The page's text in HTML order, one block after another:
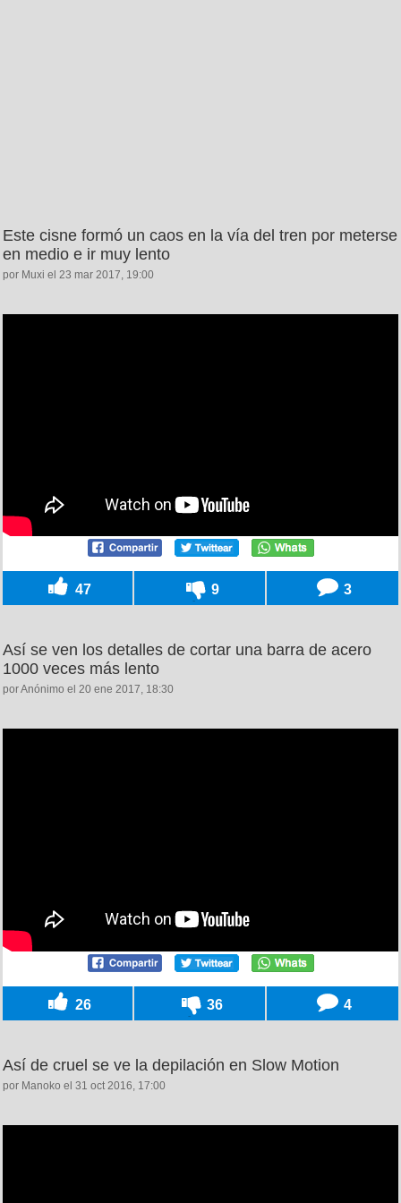
Este cisne formó un caos en la vía del tren por meterse
en medio e ir muy lento
por Muxi el 23 mar 2017, 19:00
47 9 3
Así se ven los detalles de cortar una barra de acero
1000 veces más lento
por Anónimo el 20 ene 2017, 18:30
26 36 4
Así de cruel se ve la depilación en Slow Motion
por Manoko el 31 oct 2016, 17:00